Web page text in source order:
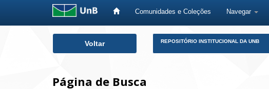
Comunidades e Coleções Navegar
Voltar REPOSITÓRIO INSTITUCIONAL DA UNB
Página de Busca